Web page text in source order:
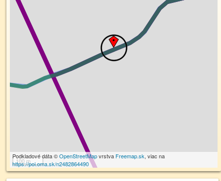
100 m
Podkladové dáta ©OpenStreetMapvrstva Freemap.sk, viac na
https://poi.oma.sk/n2482864490